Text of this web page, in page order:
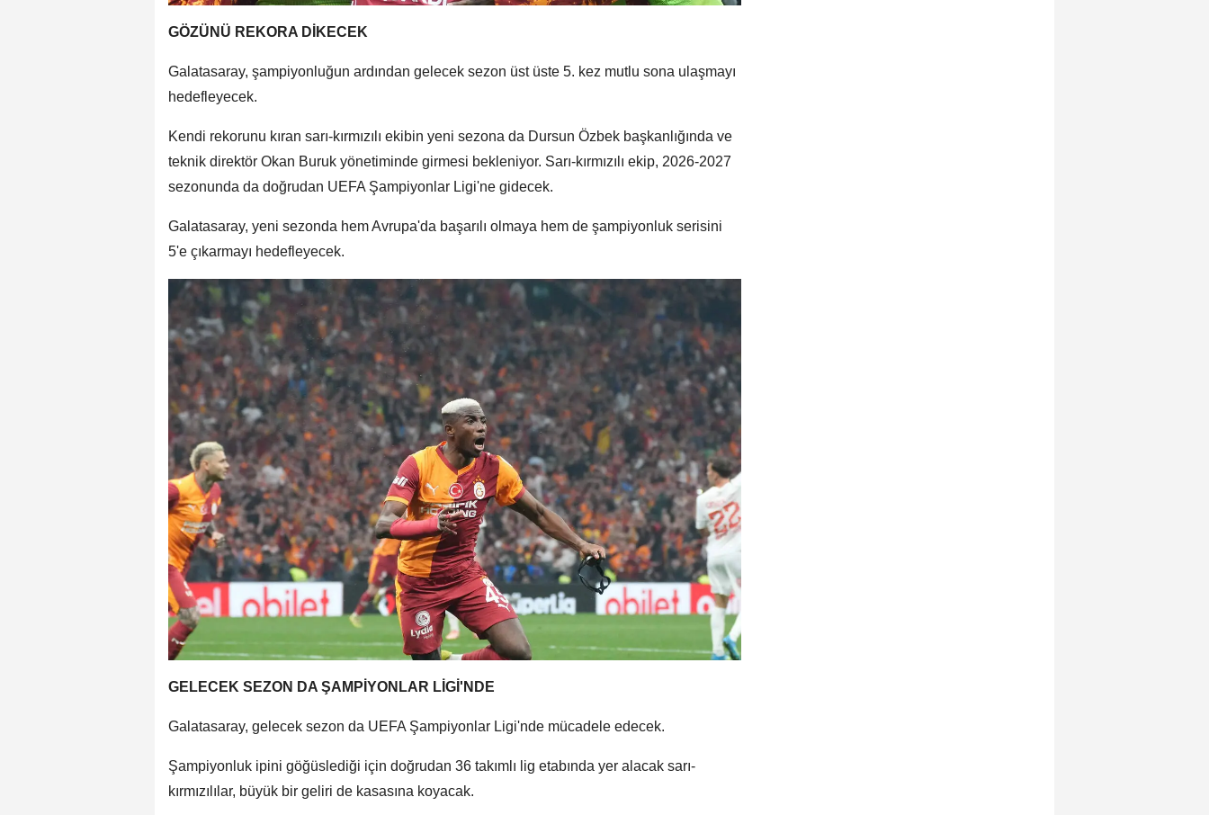
GÖZÜNÜ REKORA DİKECEK
Galatasaray, şampiyonluğun ardından gelecek sezon üst üste 5. kez mutlu sona ulaşmayı
hedefleyecek.
Kendi rekorunu kıran sarı-kırmızılı ekibin yeni sezona da Dursun Özbek başkanlığında ve
teknik direktör Okan Buruk yönetiminde girmesi bekleniyor. Sarı-kırmızılı ekip, 2026-2027
sezonunda da doğrudan UEFA Şampiyonlar Ligi'ne gidecek.
Galatasaray, yeni sezonda hem Avrupa'da başarılı olmaya hem de şampiyonluk serisini
5'e çıkarmayı hedefleyecek.
GELECEK SEZON DA ŞAMPİYONLAR LİGİ'NDE
Galatasaray, gelecek sezon da UEFA Şampiyonlar Ligi'nde mücadele edecek.
Şampiyonluk ipini göğüslediği için doğrudan 36 takımlı lig etabında yer alacak sarı-
kırmızılılar, büyük bir geliri de kasasına koyacak.